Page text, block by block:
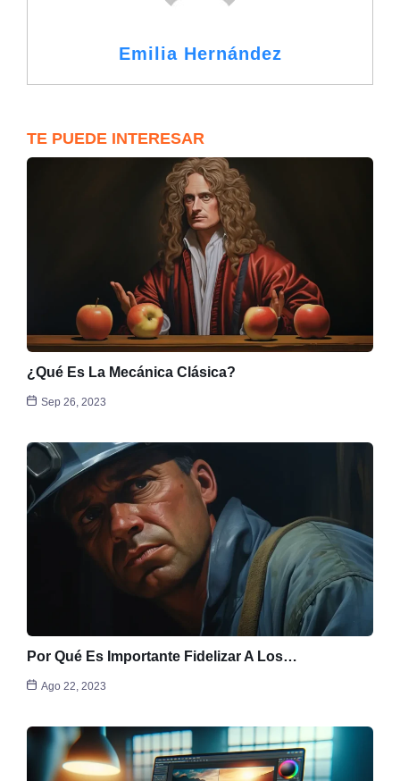
Emilia Hernández
TE PUEDE INTERESAR
¿Qué Es La Mecánica Clásica?
Sep 26, 2023
Por Qué Es Importante Fidelizar A Los…
Ago 22, 2023